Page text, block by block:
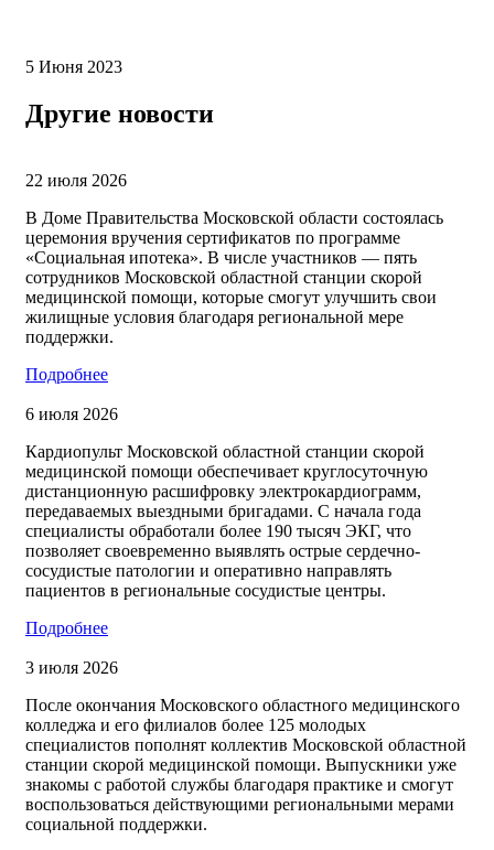
5 Июня 2023
Другие новости
22 июля 2026
В Доме Правительства Московской области состоялась
церемония вручения сертификатов по программе
«Социальная ипотека». В числе участников — пять
сотрудников Московской областной станции скорой
медицинской помощи, которые смогут улучшить свои
жилищные условия благодаря региональной мере
поддержки.
Подробнее
6 июля 2026
Кардиопульт Московской областной станции скорой
медицинской помощи обеспечивает круглосуточную
дистанционную расшифровку электрокардиограмм,
передаваемых выездными бригадами. С начала года
специалисты обработали более 190 тысяч ЭКГ, что
позволяет своевременно выявлять острые сердечно-
сосудистые патологии и оперативно направлять
пациентов в региональные сосудистые центры.
Подробнее
3 июля 2026
После окончания Московского областного медицинского
колледжа и его филиалов более 125 молодых
специалистов пополнят коллектив Московской областной
станции скорой медицинской помощи. Выпускники уже
знакомы с работой службы благодаря практике и смогут
воспользоваться действующими региональными мерами
социальной поддержки.